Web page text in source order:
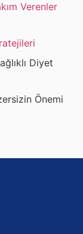
Verenler
Diyet
Önemi